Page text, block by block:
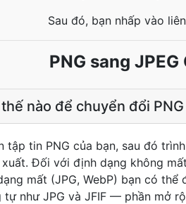
Sau đó, bạn nhấp vào
PNG sang
nào để chuyển đổi
tập tin PNG của bạn, sau đó
xuất. Đối với định dạng không
mất (JPG, WebP) bạn có
tự như JPG và JFIF — phần mở